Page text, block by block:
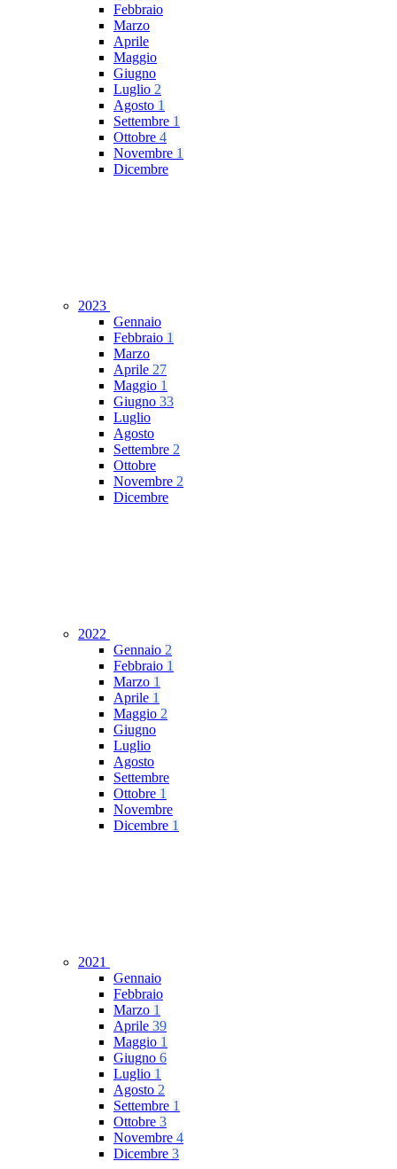
Febbraio
Marzo
Aprile
Maggio
Giugno
Luglio 2
Agosto 1
Settembre 1
Ottobre 4
Novembre 1
Dicembre
2023
Gennaio
Febbraio 1
Marzo
Aprile 27
Maggio 1
Giugno 33
Luglio
Agosto
Settembre 2
Ottobre
Novembre 2
Dicembre
2022
Gennaio 2
Febbraio 1
Marzo 1
Aprile 1
Maggio 2
Giugno
Luglio
Agosto
Settembre
Ottobre 1
Novembre
Dicembre 1
2021
Gennaio
Febbraio
Marzo 1
Aprile 39
Maggio 1
Giugno 6
Luglio 1
Agosto 2
Settembre 1
Ottobre 3
Novembre 4
Dicembre 3